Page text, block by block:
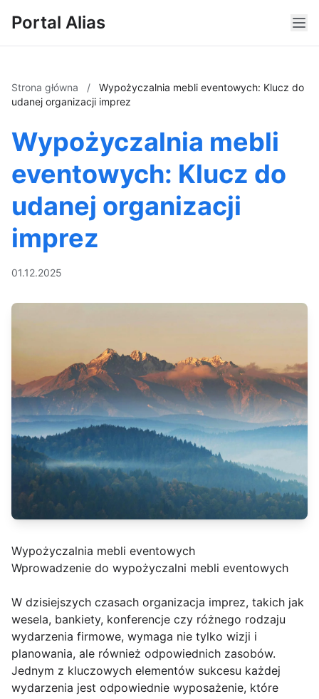
Portal Alias
Strona główna /
Wypożyczalnia mebli eventowych: Klucz do
udanej organizacji imprez
Wypożyczalnia mebli
eventowych: Klucz do
udanej organizacji
imprez
01.12.2025
Wypożyczalnia mebli eventowych
Wprowadzenie do wypożyczalni mebli eventowych
W dzisiejszych czasach organizacja imprez, takich jak
wesela, bankiety, konferencje czy różnego rodzaju
wydarzenia firmowe, wymaga nie tylko wizji i
planowania, ale również odpowiednich zasobów.
Jednym z kluczowych elementów sukcesu każdej
wydarzenia jest odpowiednie wyposażenie, które